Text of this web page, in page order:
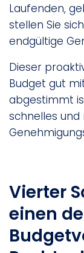
Laufenden,
stellen Sie
endgültige
Dieser
Budget gut
abgestimmt
schnelles und
Vierter
einen